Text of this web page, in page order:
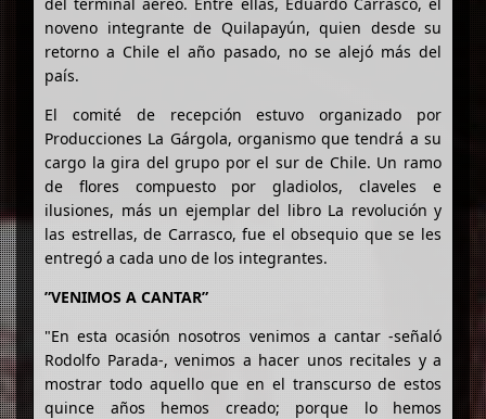
noveno integrante de Quilapayún, quien desde su
retorno a Chile el año pasado, no se alejó más del
país.
El comité de recepción estuvo organizado por
Producciones La Gárgola, organismo que tendrá a su
cargo la gira del grupo por el sur de Chile. Un ramo
de flores compuesto por gladiolos, claveles e
ilusiones, más un ejemplar del libro La revolución y
las estrellas, de Carrasco, fue el obsequio que se les
entregó a cada uno de los integrantes.
”VENIMOS A CANTAR”
"En esta ocasión nosotros venimos a cantar -señaló
Rodolfo Parada-, venimos a hacer unos recitales y a
mostrar todo aquello que en el transcurso de estos
quince años hemos creado; porque lo hemos